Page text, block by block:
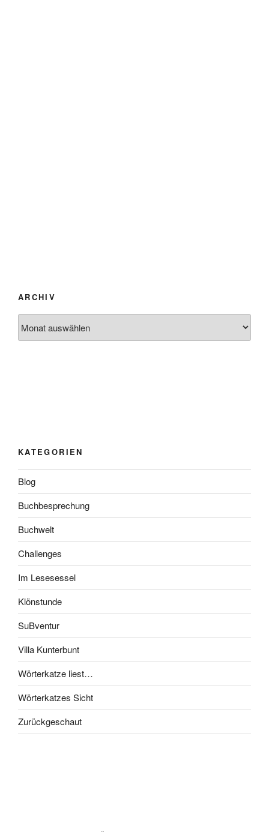
ARCHIV
KATEGORIEN
Blog
Buchbesprechung
Buchwelt
Challenges
Im Lesesessel
Klönstunde
SuBventur
Villa Kunterbunt
Wörterkatze liest…
Wörterkatzes Sicht
Zurückgeschaut